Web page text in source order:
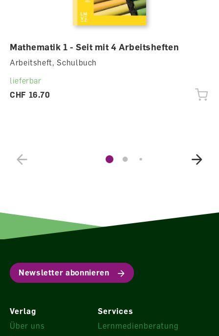
Mathematik 1 - Seit mit 4 Arbeitsheften
Arbeitsheft, Schulbuch
lieferbar
CHF 16.70
Newsletter abonnieren
Verlag
Über uns
Services
Lernmedienberatung